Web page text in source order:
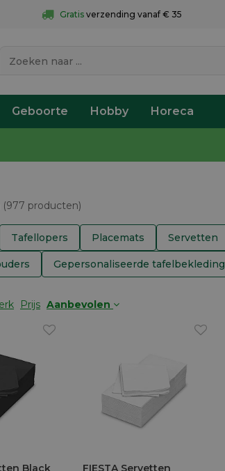
Gratis verzending vanaf € 35
Geboorte Hobby Horeca
(977 producten)
Tafellopers Placemats Servetten
Gepersonaliseerde tafelbekleding
Prijs Aanbevolen
Black
FIESTA Servetten